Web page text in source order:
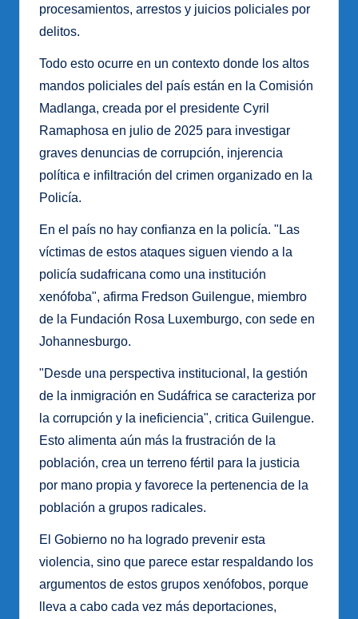
procesamientos, arrestos y juicios policiales por
delitos.
Todo esto ocurre en un contexto donde los altos
mandos policiales del país están en la Comisión
Madlanga, creada por el presidente Cyril
Ramaphosa en julio de 2025 para investigar
graves denuncias de corrupción, injerencia
política e infiltración del crimen organizado en la
Policía.
En el país no hay confianza en la policía. "Las
víctimas de estos ataques siguen viendo a la
policía sudafricana como una institución
xenófoba", afirma Fredson Guilengue, miembro
de la Fundación Rosa Luxemburgo, con sede en
Johannesburgo.
"Desde una perspectiva institucional, la gestión
de la inmigración en Sudáfrica se caracteriza por
la corrupción y la ineficiencia", critica Guilengue.
Esto alimenta aún más la frustración de la
población, crea un terreno fértil para la justicia
por mano propia y favorece la pertenencia de la
población a grupos radicales.
El Gobierno no ha logrado prevenir esta
violencia, sino que parece estar respaldando los
argumentos de estos grupos xenófobos, porque
lleva a cabo cada vez más deportaciones,